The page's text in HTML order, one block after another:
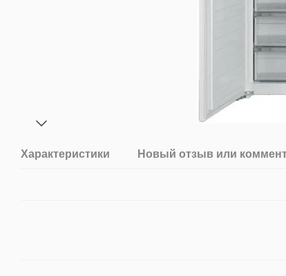
Характеристики Новый отзыв или